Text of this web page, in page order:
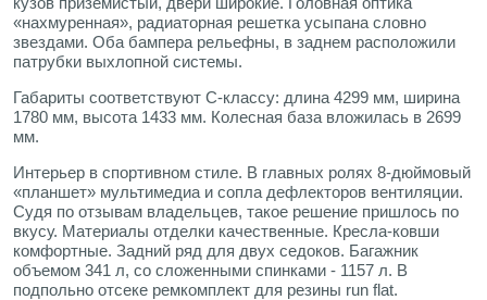
«нахмуренная», радиаторная решетка усыпана словно
звездами. Оба бампера рельефны, в заднем расположили
патрубки выхлопной системы.
Габариты соответствуют С-классу: длина 4299 мм, ширина
1780 мм, высота 1433 мм. Колесная база вложилась в 2699
мм.
Интерьер в спортивном стиле. В главных ролях 8-дюймовый
«планшет» мультимедиа и сопла дефлекторов вентиляции.
Судя по отзывам владельцев, такое решение пришлось по
вкусу. Материалы отделки качественные. Кресла-ковши
комфортные. Задний ряд для двух седоков. Багажник
объемом 341 л, со сложенными спинками - 1157 л. В
подпольно отсеке ремкомплект для резины run flat.